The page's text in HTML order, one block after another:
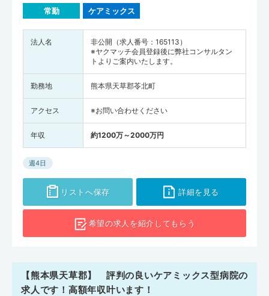
常勤 ケアミックス
法人名
非公開（求人番号：165113）
※ヤクマッチ会員登録後に弊社コンサルタン
トよりご案内いたします。
勤務地 熊本県天草郡苓北町
アクセス ※お問い合わせください
年収 約1200万～2000万円
週4日
リストへ保存 詳細を見る
希望の求人を紹介してもらう
【熊本県天草郡】 評判の良いケアミックス型病院の
求人です！高額年収叶います！